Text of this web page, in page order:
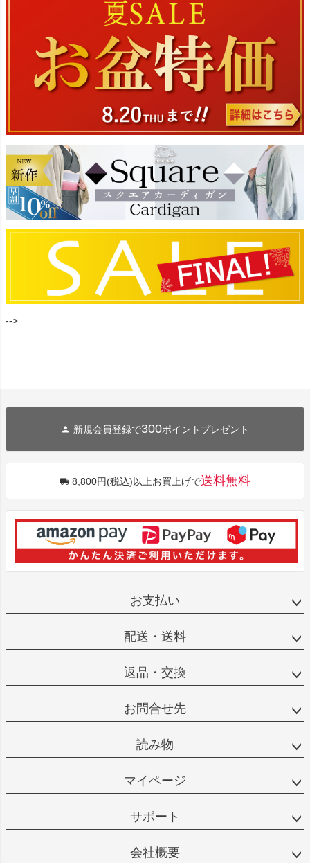
-->
新規会員登録で300ポイントプレゼント
8,800円(税込)以上お買上げで送料無料
お支払い
配送・送料
返品・交換
お問合せ先
読み物
マイページ
サポート
会社概要